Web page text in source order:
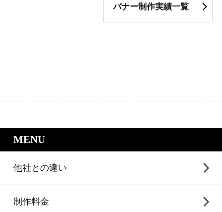
バナー制作実績一覧
MENU｜LP制作.jpのサービスメニュー
他社との違い
制作料金